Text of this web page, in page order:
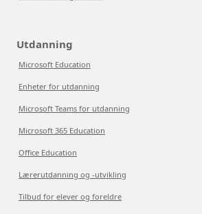
Utdanning
Microsoft Education
Enheter for utdanning
Microsoft Teams for utdanning
Microsoft 365 Education
Office Education
Lærerutdanning og -utvikling
Tilbud for elever og foreldre